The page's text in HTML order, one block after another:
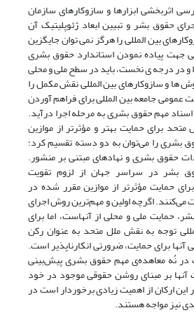
اثربخشی ابزارها و سازوکارهای سازمان
حقوق بشر و تبیین ابعاد ژئوپلیتیک آن
بین المللی را هرگز نمی توان جایگزین
جهت پیاده نمودن استاندارد حقوق بشری
و در درجه ی نخست، باید در سطح ملی و محلی
ها و سازوکارهای بین المللی نقش مکمل را
عمومی جامعه بین المللی برای فراهم آوردن
مهم حقوق بشری به مرحله اجرا درآید.
برای حمایت بهتر و مؤثرتر از موازین
بشری را می‌توان به دو دسته تقسیم کرد؛
حقوق بشری و نهادهای مبتنی بر منشور.
بشر در سراسر جهان از لزوم تقویت
حمایت مؤثرتر از موازین مقرر شده در
اگرچه اولین و مهم‌ترین روش اجرای
حمایت ملی و محلی از آنهاست، اما برای
توجه به نقش ملل متحد به عنوان رکن
آنها برای حمایت، ضرورتی انکارناپذیر است.
در نُه معاهده‌ی مهم حقوق بشری پیش‌بینی
بر مبنای روشن حقوقی موجود در خود
این ارکان از اهمیت زیادی برخوردار است در
نیز مواجه هستند.